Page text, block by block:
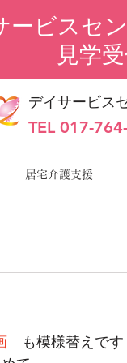
ービスセ
見学
デイサービス
TEL 017-
居宅介護支援
も模様替えです